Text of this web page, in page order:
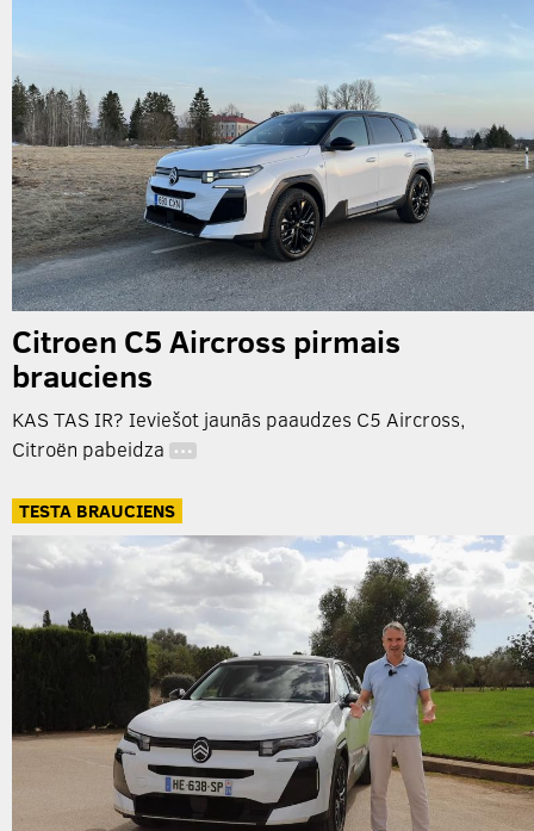
Citroen C5 Aircross pirmais
brauciens
KAS TAS IR? Ieviešot jaunās paaudzes C5 Aircross,
Citroën pabeidza …
TESTA BRAUCIENS